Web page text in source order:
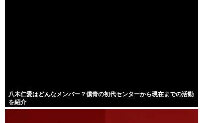
八木仁愛はどんなメンバー？僕青の初代センターから現在までの活動
を紹介